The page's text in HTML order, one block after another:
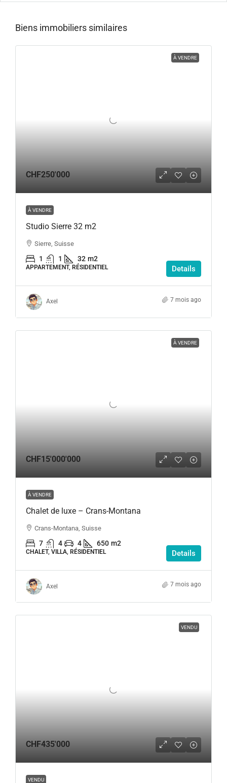
Biens immobiliers similaires
À VENDRE
CHF250'000
À VENDRE
Studio Sierre 32 m2
Sierre, Suisse
1 1 32 m2
APPARTEMENT, RÉSIDENTIEL Details
Axel 7 mois ago
À VENDRE
CHF15'000'000
À VENDRE
Chalet de luxe – Crans-Montana
Crans-Montana, Suisse
7 4 4 650 m2
CHALET, VILLA, RÉSIDENTIEL Details
Axel 7 mois ago
VENDU
CHF435'000
VENDU